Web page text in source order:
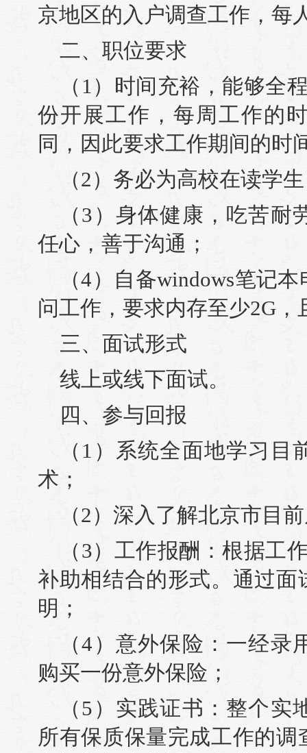
京地区的入户调查工作，每
二、职位要求
（1）时间充裕，能够全
份开展工作，每周工作的
同，因此要求工作期间的时
（2）务必为高校在读学
（3）身体健康，吃苦
任心，善于沟通；
（4）自备windows笔记
问工作，要求内存至少2G
三、面试形式
线上或线下面试。
四、参与回报
（1）系统全面地学习
术；
（2）深入了解北京市目
（3）工作报酬：根据工
补助相结合的形式。通过
明；
（4）意外保险：一经
购买一份意外保险；
（5）实践证书：整个
所有保质保量完成工作的